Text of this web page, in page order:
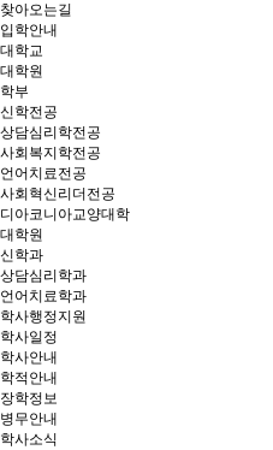
찾아오는길
입학안내
대학교
대학원
학부
신학전공
상담심리학전공
사회복지학전공
언어치료전공
사회혁신리더전공
디아코니아교양대학
대학원
신학과
상담심리학과
언어치료학과
학사행정지원
학사일정
학사안내
학적안내
장학정보
병무안내
학사소식